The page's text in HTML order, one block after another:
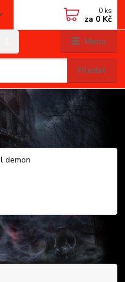
Menu
Hledat
0 ks
za 0 Kč